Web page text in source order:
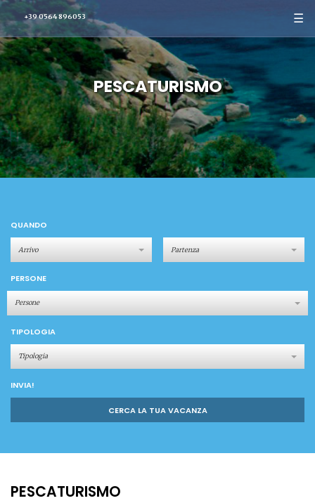
+39 0564 896053 ☰
PESCATURISMO
QUANDO
PERSONE
Persone
TIPOLOGIA
Tipologia
INVIA!
CERCA LA TUA VACANZA
PESCATURISMO